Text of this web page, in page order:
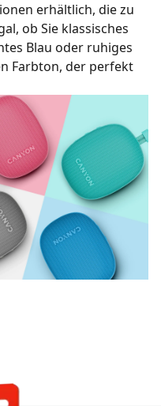
erhältlich, die zu
ob Sie klassisches
Blau oder ruhiges
Farbton, der perfekt